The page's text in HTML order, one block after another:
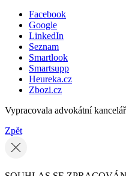
Facebook
Google
LinkedIn
Seznam
Smartlook
Smartsupp
Heureka.cz
Zbozi.cz
Vypracovala advokátní kancelář
Zpět